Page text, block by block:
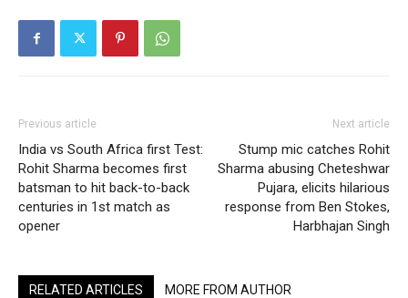
Previous article
India vs South Africa first Test:
Rohit Sharma becomes first
batsman to hit back-to-back
centuries in 1st match as
opener
Next article
Stump mic catches Rohit
Sharma abusing Cheteshwar
Pujara, elicits hilarious
response from Ben Stokes,
Harbhajan Singh
RELATED ARTICLES MORE FROM AUTHOR